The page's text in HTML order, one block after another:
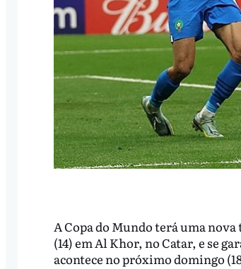
A Copa do Mundo terá uma
(14) em Al Khor, no Catar, e se
acontece no próximo domingo